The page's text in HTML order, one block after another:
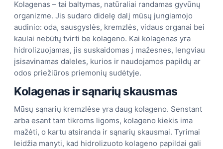
Kolagenas – tai baltymas, natūraliai randamas gyvūnų
organizme. Jis sudaro didelę dalį mūsų jungiamojo
audinio: oda, sausgyslės, kremzlės, vidaus organai bei
kaulai nebūtų tvirti be kolageno. Kai kolagenas yra
hidrolizuojamas, jis suskaidomas į mažesnes, lengviau
įsisavinamas daleles, kurios ir naudojamos papildų ar
odos priežiūros priemonių sudėtyje.
Kolagenas ir sąnarių skausmas
Mūsų sąnarių kremzlėse yra daug kolageno. Senstant
arba esant tam tikroms ligoms, kolageno kiekis ima
mažėti, o kartu atsiranda ir sąnarių skausmai. Tyrimai
leidžia manyti, kad hidrolizuoto kolageno papildai gali